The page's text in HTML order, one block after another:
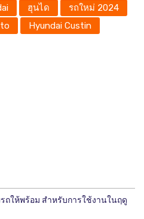
ฮุนได
รถใหม่ 2024
Hyundai Custin
รถให้พร้อม สำหรับการใช้งานในฤดู